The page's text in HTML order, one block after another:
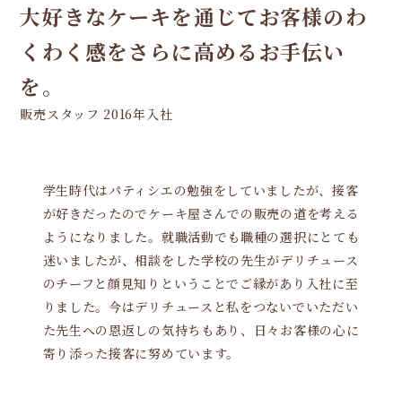
大好きなケーキを通じてお客様のわ
くわく感をさらに高めるお手伝い
を。
販売スタッフ 2016年入社
学生時代はパティシエの勉強をしていましたが、接客
が好きだったのでケーキ屋さんでの販売の道を考える
ようになりました。就職活動でも職種の選択にとても
迷いましたが、相談をした学校の先生がデリチュース
のチーフと顔見知りということでご縁があり入社に至
りました。今はデリチュースと私をつないでいただい
た先生への恩返しの気持ちもあり、日々お客様の心に
寄り添った接客に努めています。